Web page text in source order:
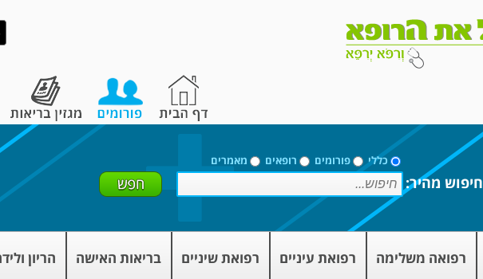
כללי פורומים רופאים מאמרים
חיפוש מהיר:
רפואה משלימה רפואת עיניים רפואת שיניים בריאות האישה הריון